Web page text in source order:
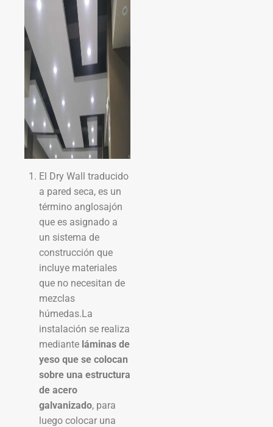
El Dry Wall traducido
a pared seca, es un
término anglosajón
que es asignado a
un sistema de
construcción que
incluye materiales
que no necesitan de
mezclas
húmedas.La
instalación se realiza
mediante láminas de
yeso que se colocan
sobre una estructura
de acero
galvanizado, para
luego colocar una